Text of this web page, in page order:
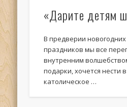
«Дарите детям
В предверии
праздников мы все
внутренним
подарки, хочется нести
католическое …